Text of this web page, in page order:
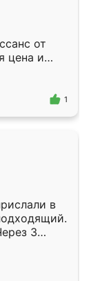
от
цена и
1
в
3